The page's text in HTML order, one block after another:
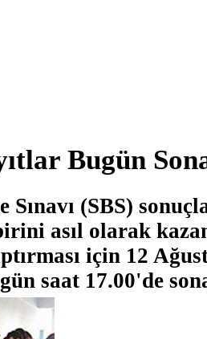
Bugün
Sınavı (SBS)
asıl olarak
için 12
saat 17.00'de